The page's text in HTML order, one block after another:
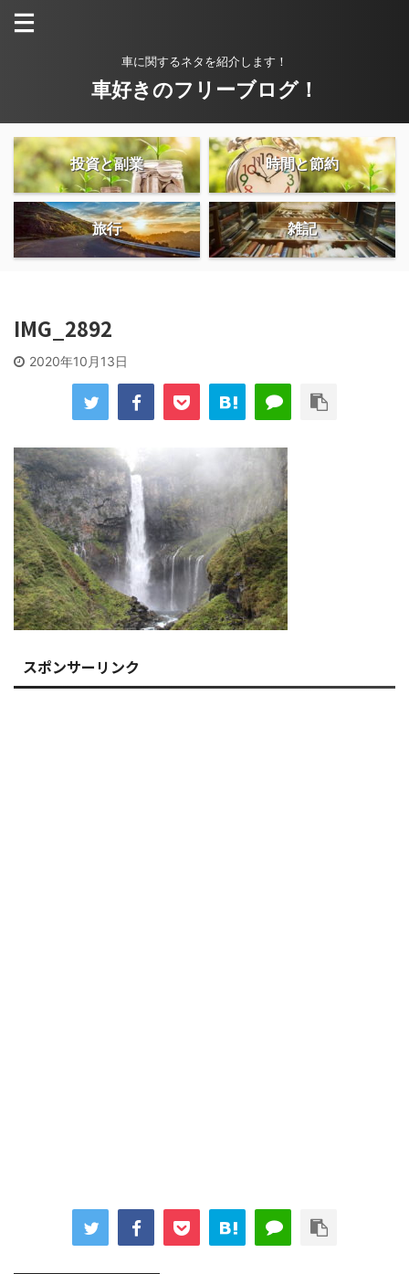
車に関するネタを紹介します！
車好きのフリーブログ！
投資と副業 時間と節約
旅行 雑記
IMG_2892
2020年10月13日
スポンサーリンク